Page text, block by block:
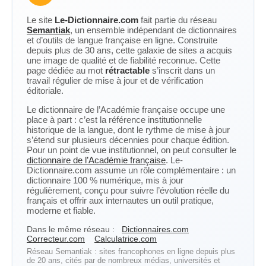
Le site Le-Dictionnaire.com fait partie du réseau
Semantiak, un ensemble indépendant de dictionnaires
et d’outils de langue française en ligne. Construite
depuis plus de 30 ans, cette galaxie de sites a acquis
une image de qualité et de fiabilité reconnue. Cette
page dédiée au mot rétractable s’inscrit dans un
travail régulier de mise à jour et de vérification
éditoriale.
Le dictionnaire de l’Académie française occupe une
place à part : c’est la référence institutionnelle
historique de la langue, dont le rythme de mise à jour
s’étend sur plusieurs décennies pour chaque édition.
Pour un point de vue institutionnel, on peut consulter le
dictionnaire de l’Académie française. Le-
Dictionnaire.com assume un rôle complémentaire : un
dictionnaire 100 % numérique, mis à jour
régulièrement, conçu pour suivre l’évolution réelle du
français et offrir aux internautes un outil pratique,
moderne et fiable.
Dans le même réseau :
Dictionnaires.com
Correcteur.com
Calculatrice.com
Réseau Semantiak : sites francophones en ligne depuis plus
de 20 ans, cités par de nombreux médias, universités et